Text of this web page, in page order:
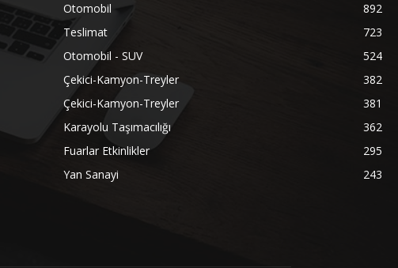
Otomobil
892
Teslimat
723
Otomobil - SUV
524
Çekici-Kamyon-Treyler
382
Çekici-Kamyon-Treyler
381
Karayolu Taşımacılığı
362
Fuarlar Etkinlikler
295
Yan Sanayi
243